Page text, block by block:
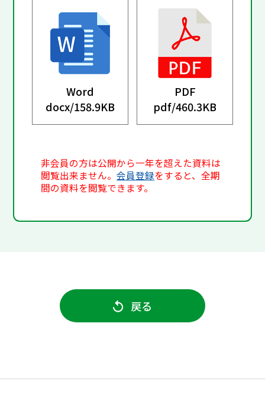
Word
docx/158.9KB
PDF
pdf/460.3KB
非会員の方は公開から一年を超えた資料は
閲覧出来ません。会員登録をすると、全期
間の資料を閲覧できます。
戻る